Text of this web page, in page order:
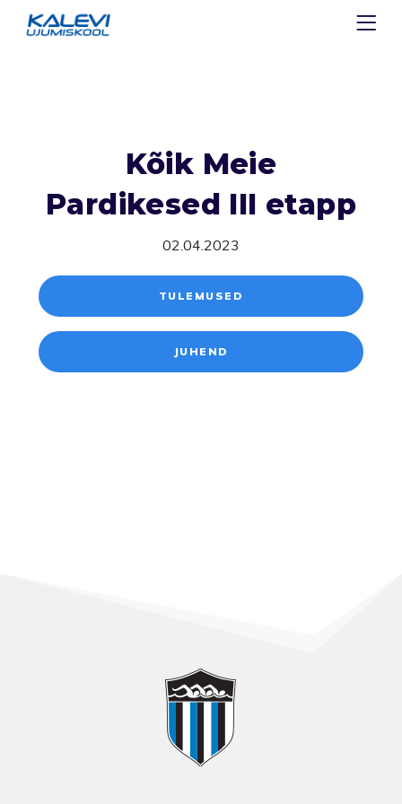
Kõik Meie
Pardikesed III etapp
02.04.2023
TULEMUSED
JUHEND